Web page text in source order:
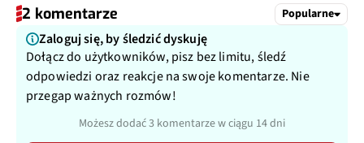
2 komentarze Popularne
Zaloguj się, by śledzić dyskuję
Dołącz do użytkowników, pisz bez limitu, śledź
odpowiedzi oraz reakcje na swoje komentarze. Nie
przegap ważnych rozmów!
Możesz dodać 3 komentarze w ciągu 14 dni